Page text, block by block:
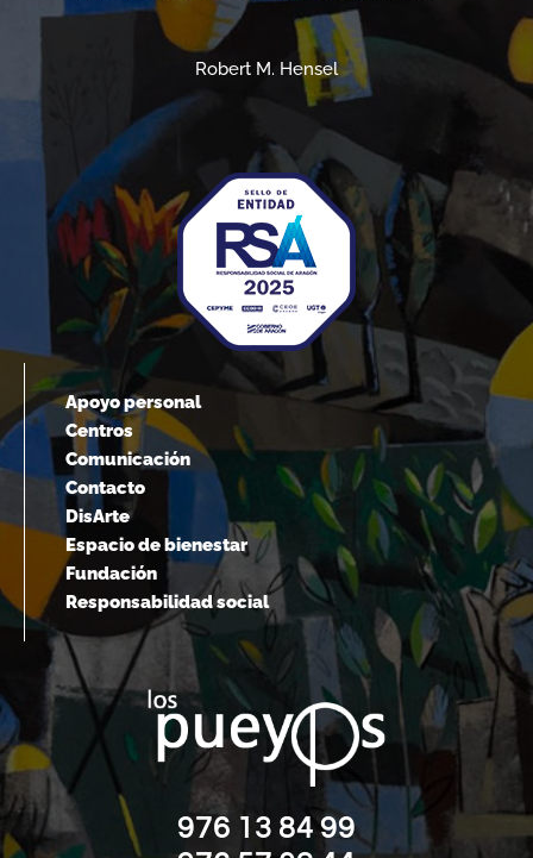
Robert M. Hensel
Apoyo personal
Centros
Comunicación
Contacto
DisArte
Espacio de bienestar
Fundación
Responsabilidad social
976 13 84 99